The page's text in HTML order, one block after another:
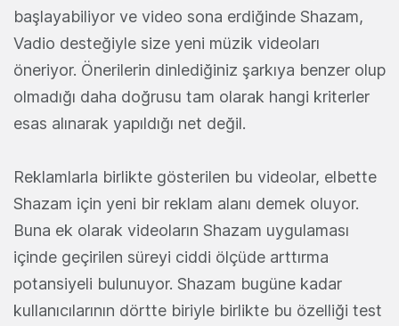
başlayabiliyor ve video sona erdiğinde Shazam,
Vadio desteğiyle size yeni müzik videoları
öneriyor. Önerilerin dinlediğiniz şarkıya benzer olup
olmadığı daha doğrusu tam olarak hangi kriterler
esas alınarak yapıldığı net değil.
Reklamlarla birlikte gösterilen bu videolar, elbette
Shazam için yeni bir reklam alanı demek oluyor.
Buna ek olarak videoların Shazam uygulaması
içinde geçirilen süreyi ciddi ölçüde arttırma
potansiyeli bulunuyor. Shazam bugüne kadar
kullanıcılarının dörtte biriyle birlikte bu özelliği test